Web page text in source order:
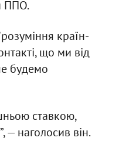
ППО.
країн-
що ми від
будемо
ставкою,
— наголосив він.